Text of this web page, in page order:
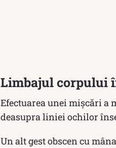
Limbajul corpului
Efectuarea unei mișcări
deasupra liniei ochilor
Un alt gest obscen cu